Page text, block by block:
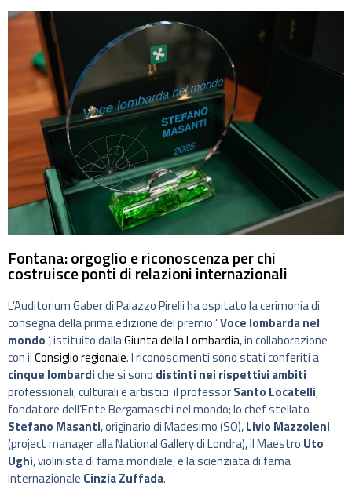
Fontana: orgoglio e riconoscenza per chi
costruisce ponti di relazioni internazionali
L’Auditorium Gaber di Palazzo Pirelli ha ospitato la cerimonia di
consegna della prima edizione del premio ‘Voce lombarda nel
mondo ‘, istituito dallaGiunta della Lombardia, in collaborazione
con ilConsiglio regionale. I riconoscimenti sono stati conferiti a
cinque lombardiche si sono distinti nei rispettivi ambiti
professionali, culturali e artistici: il professorSanto Locatelli,
fondatore dell’Ente Bergamaschi nel mondo; lo chef stellato
Stefano Masanti, originario di Madesimo (SO),Livio Mazzoleni
(project manager alla National Gallery di Londra), il Maestro Uto
Ughi, violinista di fama mondiale, e la scienziata di fama
internazionale Cinzia Zuffada.